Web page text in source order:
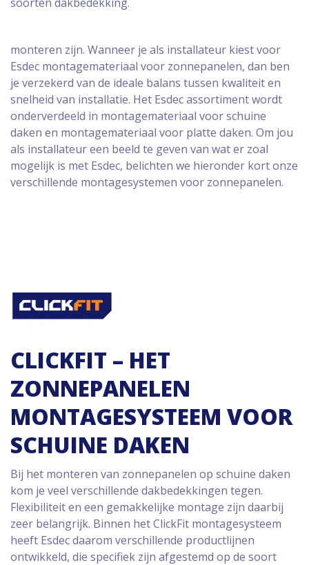
monteren zijn. Wanneer je als installateur kiest voor
Esdec montagemateriaal voor zonnepanelen, dan ben
je verzekerd van de ideale balans tussen kwaliteit en
snelheid van installatie. Het Esdec assortiment wordt
onderverdeeld in montagemateriaal voor schuine
daken en montagemateriaal voor platte daken. Om jou
als installateur een beeld te geven van wat er zoal
mogelijk is met Esdec, belichten we hieronder kort onze
verschillende montagesystemen voor zonnepanelen.
CLICKFIT – HET
ZONNEPANELEN
MONTAGESYSTEEM VOOR
SCHUINE DAKEN
Bij het monteren van zonnepanelen op schuine daken
kom je veel verschillende dakbedekkingen tegen.
Flexibiliteit en een gemakkelijke montage zijn daarbij
zeer belangrijk. Binnen het ClickFit montagesysteem
heeft Esdec daarom verschillende productlijnen
ontwikkeld, die specifiek zijn afgestemd op de soort